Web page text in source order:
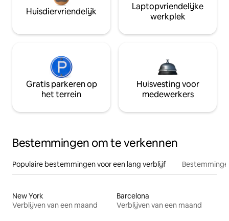
Huisdiervriendelijk
Laptopvriendelijke
werkplek
Gratis parkeren op
het terrein
Huisvesting voor
medewerkers
Bestemmingen om te verkennen
Populaire bestemmingen voor een lang verblijf
New York
Verblijven van een maand
Barcelona
Verblijven van een maand